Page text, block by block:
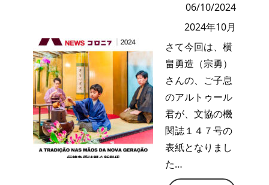
06/10/2024
2024年10月
さて今回は、横
畠勇造（宗勇）
さんの、ご子息
のアルトゥール
君が、文協の機
関誌１４７号の
表紙となりまし
た…